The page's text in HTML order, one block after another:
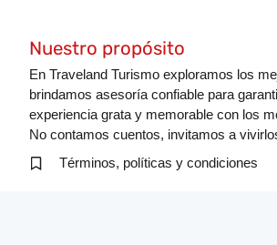
Nuestro propósito
En Traveland Turismo exploramos los
brindamos asesoría confiable para
experiencia grata y memorable con los
No contamos cuentos, invitamos a
Términos, políticas y condiciones